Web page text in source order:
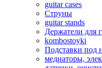
guitar cases
Струны
guitar stands
Держатели для
kombostoyki
Подставки под
медиаторы,